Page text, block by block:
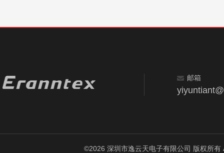
邮箱
©2026 深圳市逸云天电子有限公司 版权所有